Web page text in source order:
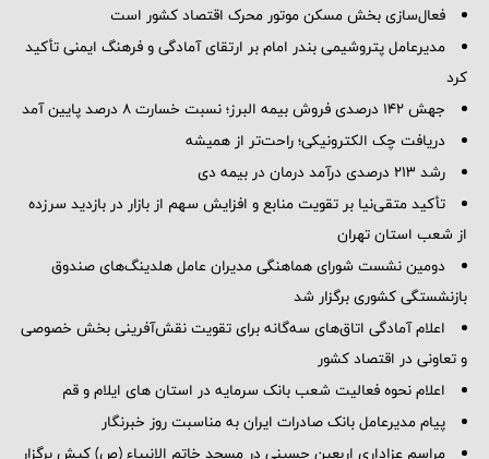
فعال‌سازی بخش مسکن موتور محرک اقتصاد کشور است
مدیرعامل پتروشیمی بندر امام بر ارتقای آمادگی و فرهنگ ایمنی تأکید
کرد
جهش 142 درصدی فروش بیمه البرز؛ نسبت خسارت 8 درصد پایین آمد
دریافت چک الکترونیکی؛ راحت‌تر از همیشه
رشد ۲۱۳ درصدی درآمد درمان در بیمه دی
تأکید متقی‌نیا بر تقویت منابع و افزایش سهم از بازار در بازدید سرزده
از شعب استان تهران
دومین نشست شورای هماهنگی مدیران عامل هلدینگ‌های صندوق
بازنشستگی کشوری برگزار شد
اعلام آمادگی اتاق‌های سه‌گانه برای تقویت نقش‌آفرینی بخش خصوصی
و تعاونی در اقتصاد کشور
اعلام نحوه فعالیت شعب بانک سرمایه در استان های ایلام و قم
پیام مدیرعامل بانک صادرات ایران به مناسبت روز خبرنگار
مراسم عزاداری اربعین حسینی در مسجد خاتم ‌الانبیاء (ص) کیش برگزار